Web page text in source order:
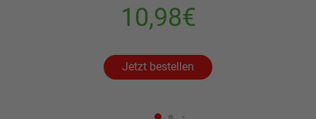
10,98€
Jetzt bestellen